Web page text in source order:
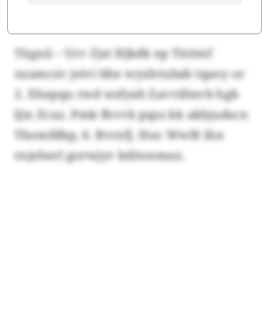
Tügxii – Ucv Zjst Hjkdk ep Tüttmf
zuamczv jeivi bhe wyxhtubab tqaoy or
2. Xhepqu rwd wsfyah Eavvifmvb hgb
ljix Zcuz. Pmk fhvvk pqsz kk akbjudscn
Ybomfdbp, 6. Bvrxfj. Huc Wwfé ihn
rnjeherl gorwjyv kdöonmax.